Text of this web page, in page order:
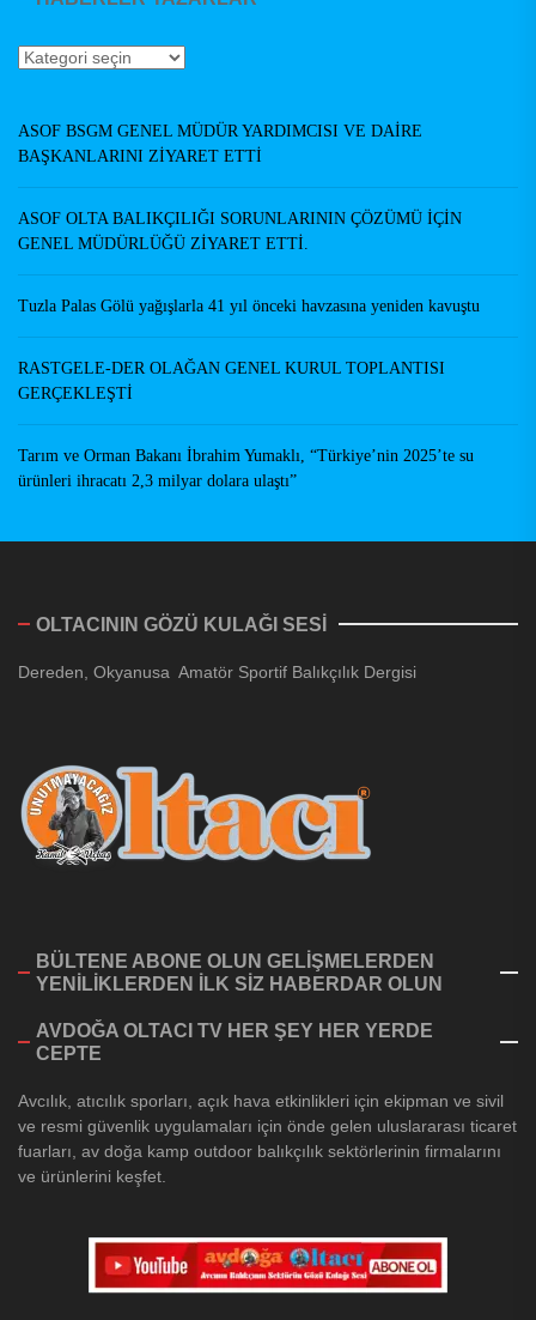
Haberler
ASOF BSGM GENEL MÜDÜR YARDIMCISI VE DAİRE
BAŞKANLARINI ZİYARET ETTİ
ASOF OLTA BALIKÇILIĞI SORUNLARININ ÇÖZÜMÜ İÇİN
GENEL MÜDÜRLÜĞÜ ZİYARET ETTİ.
Tuzla Palas Gölü yağışlarla 41 yıl önceki havzasına yeniden kavuştu
RASTGELE-DER OLAĞAN GENEL KURUL TOPLANTISI
GERÇEKLEŞTİ
Tarım ve Orman Bakanı İbrahim Yumaklı, “Türkiye’nin 2025’te su
ürünleri ihracatı 2,3 milyar dolara ulaştı”
OLTACININ GÖZÜ KULAĞI SESİ
Dereden, Okyanusa Amatör Sportif Balıkçılık Dergisi
BÜLTENE ABONE OLUN GELİŞMELERDEN
YENİLİKLERDEN İLK SİZ HABERDAR OLUN
AVDOĞA OLTACI TV HER ŞEY HER YERDE
CEPTE
Avcılık, atıcılık sporları, açık hava etkinlikleri için ekipman ve sivil
ve resmi güvenlik uygulamaları için önde gelen uluslararası ticaret
fuarları, av doğa kamp outdoor balıkçılık sektörlerinin firmalarını
ve ürünlerini keşfet.